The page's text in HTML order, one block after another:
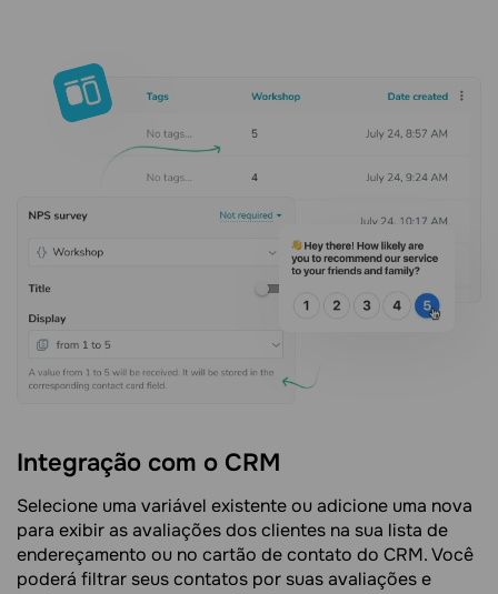
Integração com o CRM
Selecione uma variável existente ou adicione uma nova
para exibir as avaliações dos clientes na sua lista de
endereçamento ou no cartão de contato do CRM. Você
poderá filtrar seus contatos por suas avaliações e